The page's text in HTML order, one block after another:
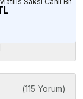
(115 Yorum)